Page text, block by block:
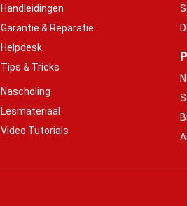
Handleidingen
Garantie & Reparatie
Helpdesk
Tips & Tricks
Nascholing
Lesmateriaal
Video Tutorials